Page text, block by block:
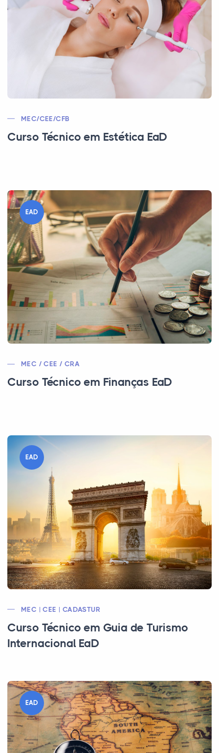
MEC/CEE/CFB
Curso Técnico em Estética EaD
EAD
MEC / CEE / CRA
Curso Técnico em Finanças EaD
EAD
MEC | CEE | CADASTUR
Curso Técnico em Guia de Turismo
Internacional EaD
EAD